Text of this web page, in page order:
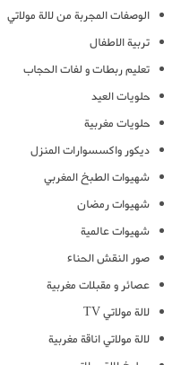
الوصفات المجربة من لالة مولاتي
تربية الاطفال
تعليم ربطات و لفات الحجاب
حلويات العيد
حلويات مغربية
ديكور واكسسوارات المنزل
شهيوات الطبخ المغربي
شهيوات رمضان
شهيوات عالمية
صور النقش الحناء
عصائر و مقبلات مغربية
لالة مولاتي TV
لالة مولاتي اناقة مغربية